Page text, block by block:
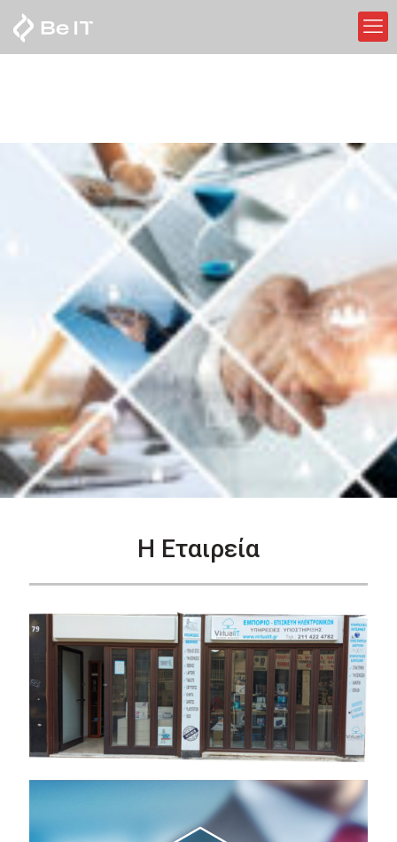
Η Εταιρεία